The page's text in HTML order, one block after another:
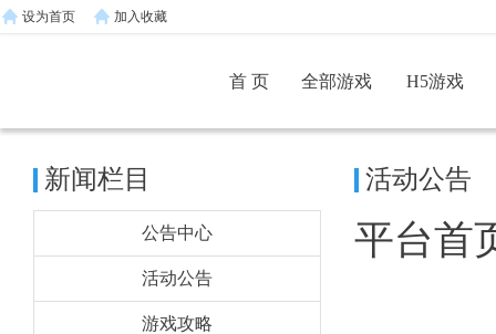
设为首页 加入收藏
首 页 全部游戏 H5游戏
新闻栏目
公告中心
活动公告
游戏攻略
活动公告
平台首